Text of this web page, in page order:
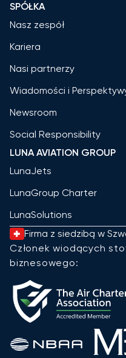
SPÓŁKA
Nasz zespół
Kariera
Nasi partnerzy
Wiadomości i
Newsroom
Social Responsibility
LUNA AVIATION GROUP
LunaJets
LunaGroup Charter
LunaSolutions
Firma z siedzibą w
Członek wiodących
biznesowego: